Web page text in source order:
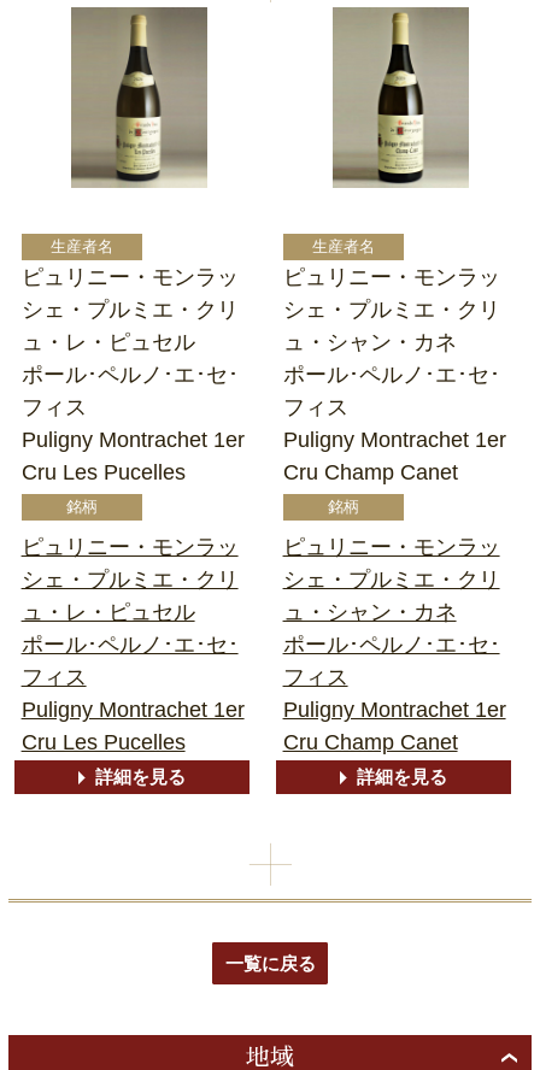
ピュリニー・モンラッ
シェ・プルミエ・クリ
ュ・レ・ピュセル
ポール･ペルノ･エ･セ･
フィス
Puligny Montrachet 1er
Cru Les Pucelles
ピュリニー・モンラッ
シェ・プルミエ・クリ
ュ・レ・ピュセル
ポール･ペルノ･エ･セ･
フィス
Puligny Montrachet 1er
Cru Les Pucelles
詳細を見る
ピュリニー・モンラッ
シェ・プルミエ・クリ
ュ・シャン・カネ
ポール･ペルノ･エ･セ･
フィス
Puligny Montrachet 1er
Cru Champ Canet
ピュリニー・モンラッ
シェ・プルミエ・クリ
ュ・シャン・カネ
ポール･ペルノ･エ･セ･
フィス
Puligny Montrachet 1er
Cru Champ Canet
詳細を見る
一覧に戻る
地域